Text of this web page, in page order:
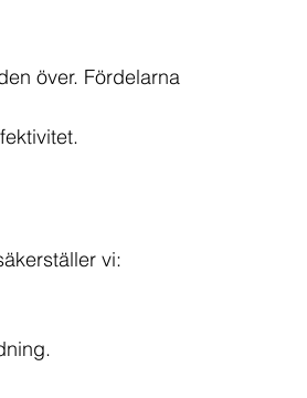
över. Fördelarna
vi: